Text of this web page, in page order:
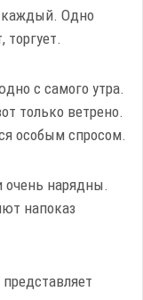
каждый. Одно
торгует.
с самого утра.
только ветрено.
особым спросом.
нарядны.
напоказ